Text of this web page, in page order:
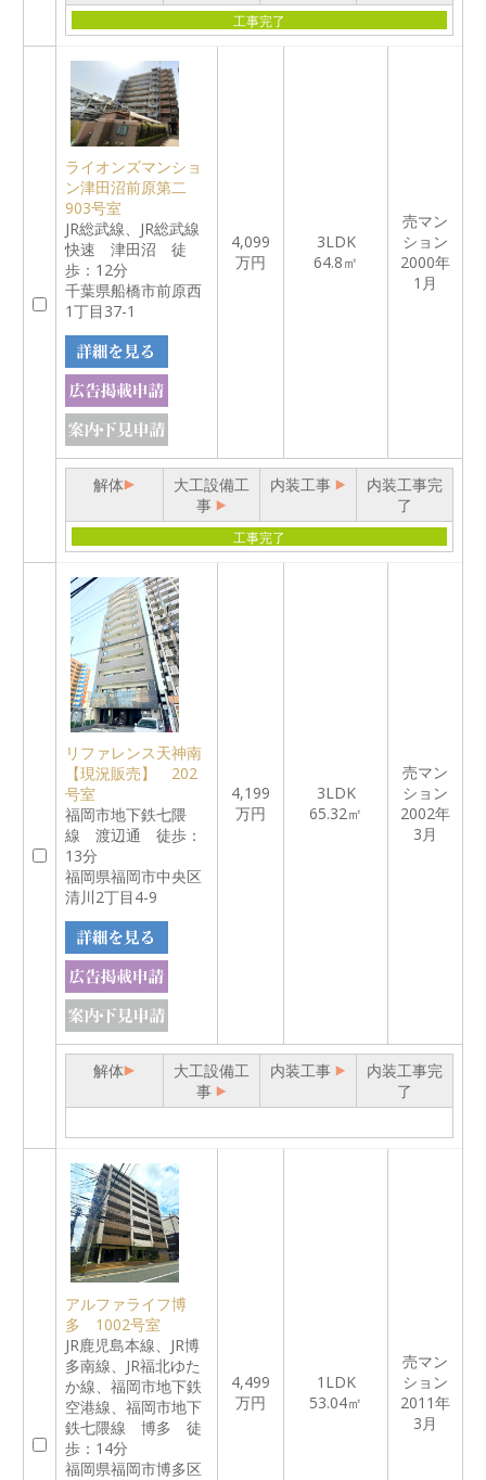
工事完了
ライオンズマンショ
ン津田沼前原第二
903号室
JR総武線、JR総武線
快速 津田沼 徒
歩：12分
千葉県船橋市前原西
1丁目37-1
4,099
万円
3LDK
64.8㎡
売マン
ション
2000年
1月
解体
大工設備工
事
内装工事
内装工事完
了
工事完了
リファレンス天神南
【現況販売】 202
号室
福岡市地下鉄七隈
線 渡辺通 徒歩：
13分
福岡県福岡市中央区
清川2丁目4-9
4,199
万円
3LDK
65.32㎡
売マン
ション
2002年
3月
解体
大工設備工
事
内装工事
内装工事完
了
アルファライフ博
多 1002号室
JR鹿児島本線、JR博
多南線、JR福北ゆた
か線、福岡市地下鉄
空港線、福岡市地下
鉄七隈線 博多 徒
歩：14分
福岡県福岡市博多区
4,499
万円
1LDK
53.04㎡
売マン
ション
2011年
3月